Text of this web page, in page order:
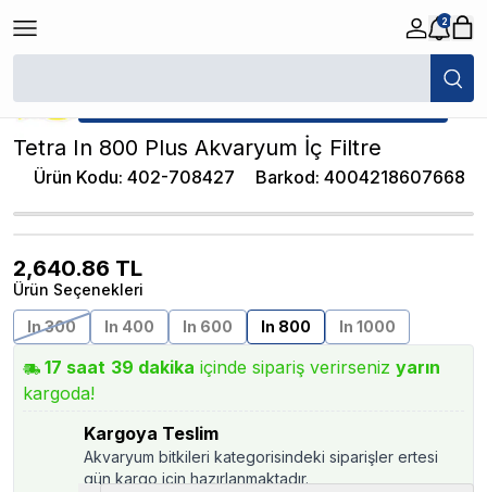
2
/
★ Atakan Petshop, Tetra yetkili satıcısıdır.
Tetra In 800 Plus Akvaryum İç Filtre
Ürün Kodu: 402-708427 Barkod: 4004218607668
2,640.86 TL
Ürün Seçenekleri
In 300
In 400 In 600 In 800 In 1000
17 saat 39 dakika içinde sipariş verirseniz yarın
kargoda!
Kargoya Teslim
Akvaryum bitkileri kategorisindeki siparişler ertesi
gün kargo için hazırlanmaktadır.